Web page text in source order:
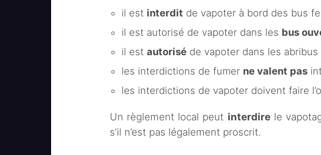
il est interdit de vapoter à bord des bus
il est autorisé de vapoter dans les bus
il est autorisé de vapoter dans les abribus
les interdictions de fumer ne valent pas
les interdictions de vapoter doivent faire
Un règlement local peut interdirele
s’il n’est pas légalement proscrit.